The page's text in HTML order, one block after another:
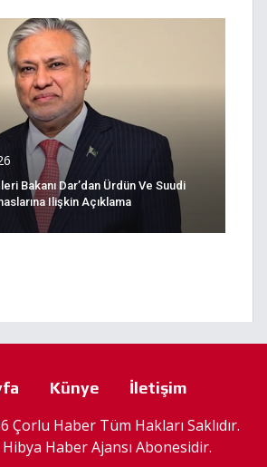
Bakanı Dar’dan Ürdün Ve Suudi
Ilişkin Açıklama
Künye İletişim
Haber Tüm Hakları Saklıdır.
Hibya Haber Ajansı Abonesidir.